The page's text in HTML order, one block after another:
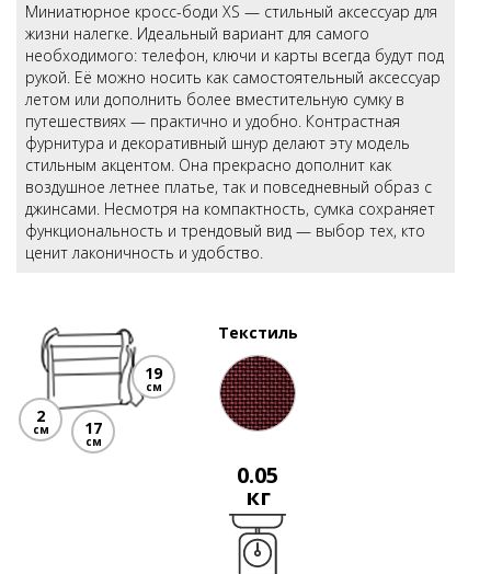
Миниатюрное кросс-боди XS — стильный аксессуар для
жизни налегке. Идеальный вариант для самого
необходимого: телефон, ключи и карты всегда будут под
рукой. Её можно носить как самостоятельный аксессуар
летом или дополнить более вместительную сумку в
путешествиях — практично и удобно. Контрастная
фурнитура и декоративный шнур делают эту модель
стильным акцентом. Она прекрасно дополнит как
воздушное летнее платье, так и повседневный образ с
джинсами. Несмотря на компактность, сумка сохраняет
функциональность и трендовый вид — выбор тех, кто
ценит лаконичность и удобство.
2
см
19
см
17
см
Текстиль
0.05
кг